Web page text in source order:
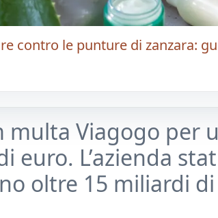
contro le punture di zanzara:
multa Viagogo per
euro. L’azienda
oltre 15 miliardi